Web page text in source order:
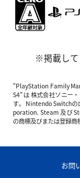
※掲載して
"PlayStation Family
S4"は 株式会社ソニー
す。 Nintendo Switch
poration. Steam 及び
の商標及びまたは登録商
お問